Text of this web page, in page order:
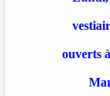
ouverts